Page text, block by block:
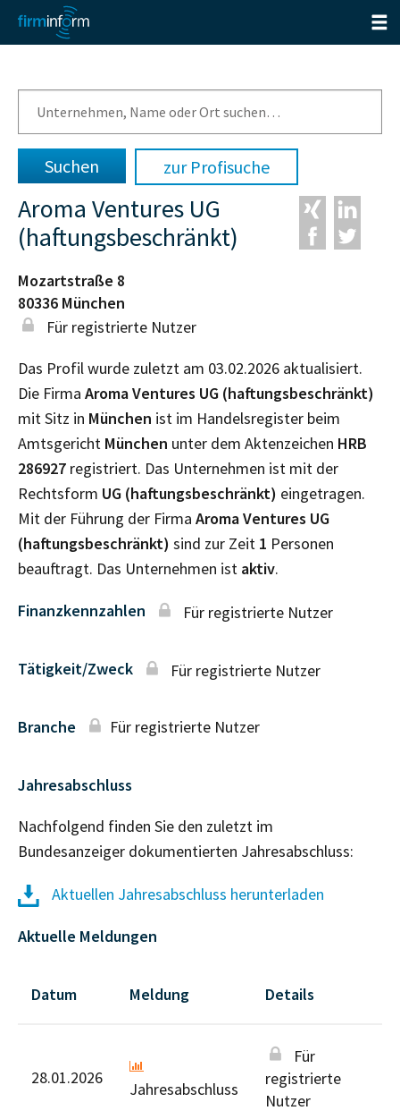
zur Profisuche
Aroma Ventures UG
(haftungsbeschränkt)
Mozartstraße 8
80336 München
Für registrierte Nutzer
Das Profil wurde zuletzt am 03.02.2026 aktualisiert.
Die Firma Aroma Ventures UG (haftungsbeschränkt)
mit Sitz in München ist im Handelsregister beim
Amtsgericht München unter dem Aktenzeichen HRB
286927 registriert. Das Unternehmen ist mit der
Rechtsform UG (haftungsbeschränkt) eingetragen.
Mit der Führung der Firma Aroma Ventures UG
(haftungsbeschränkt) sind zur Zeit 1 Personen
beauftragt. Das Unternehmen ist aktiv.
Finanzkennzahlen Für registrierte Nutzer
Tätigkeit/Zweck Für registrierte Nutzer
Branche Für registrierte Nutzer
Jahresabschluss
Nachfolgend finden Sie den zuletzt im
Bundesanzeiger dokumentierten Jahresabschluss:
Aktuellen Jahresabschluss herunterladen
Aktuelle Meldungen
Datum Meldung Details
28.01.2026
Jahresabschluss
Für
registrierte
Nutzer